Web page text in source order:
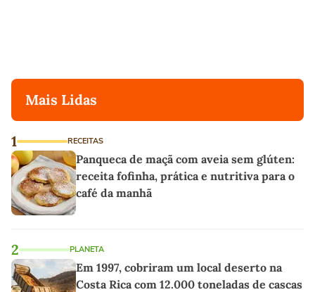
Mais Lidas
1 RECEITAS
Panqueca de maçã com aveia sem glúten:
receita fofinha, prática e nutritiva para o
café da manhã
2 PLANETA
Em 1997, cobriram um local deserto na
Costa Rica com 12.000 toneladas de cascas